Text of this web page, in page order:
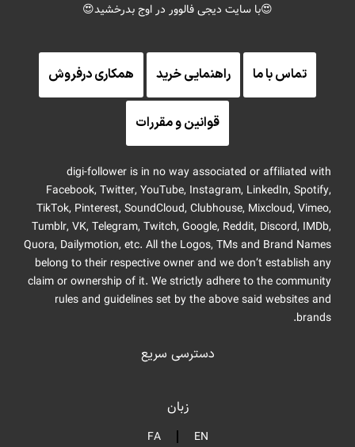
😍با سایت دیجی فالوور در اوج بدرخشید😍
تماس با ما راهنمایی خرید همکاری درفروش
قوانین و مقررات
digi-follower is in no way associated or affiliated with
Facebook, Twitter, YouTube, Instagram, LinkedIn, Spotify,
TikTok, Pinterest, SoundCloud, Clubhouse, Mixcloud, Vimeo,
Tumblr, VK, Telegram, Twitch, Google, Reddit, Discord, IMDb,
Quora, Dailymotion, etc. All the Logos, TMs and Brand Names
belong to their respective owner and we don’t establish any
claim or ownership of it. We strictly adhere to the community
rules and guidelines set by the above said websites and
brands.
دسترسی سریع
زبان
EN
FA